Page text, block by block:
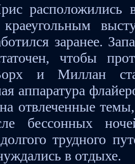
краеугольным
заранее.
чтобы
и Миллан
аппаратура
отвлеченные
бессонных
трудного
в отдыхе.